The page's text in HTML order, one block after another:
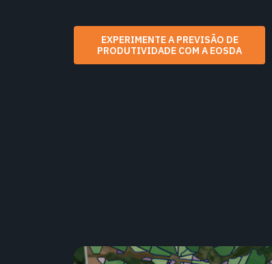
EXPERIMENTE A PREVISÃO DE
PRODUTIVIDADE COM A EOSDA